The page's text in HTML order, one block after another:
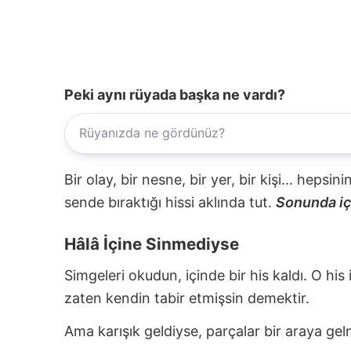
Peki aynı rüyada başka ne vardı?
Bir olay, bir nesne, bir yer, bir kişi...
sende bıraktığı hissi aklında tut. Sonunda
Hâlâ İçine Sinmediyse
Simgeleri okudun, içinde bir his kaldı. O
zaten kendin tabir etmişsin demektir.
Ama karışık geldiyse, parçalar bir araya